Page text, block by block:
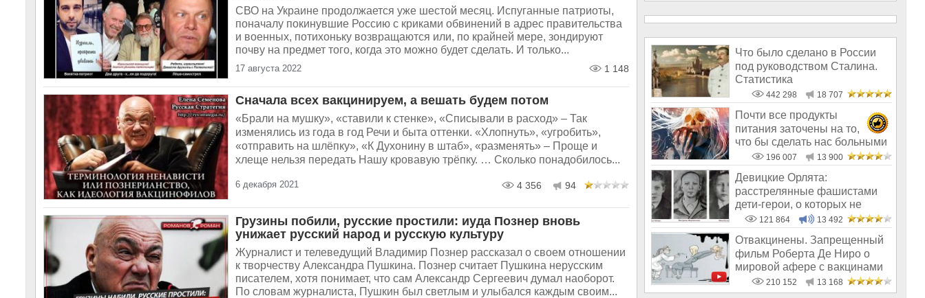
СВО на Украине продолжается уже шестой месяц. Испуганные патриоты,
поначалу покинувшие Россию с криками обвинений в адрес правительства
и военных, потихоньку возвращаются или, по крайней мере, зондируют
почву на предмет того, когда это можно будет сделать. И только...
17 августа 2022 1 148
Сначала всех вакцинируем, а вешать будем потом
«Брали на мушку», «ставили к стенке», «Списывали в расход» – Так
изменялись из года в год Речи и быта оттенки. «Хлопнуть», «угробить»,
«отправить на шлёпку», «К Духонину в штаб», «разменять» – Проще и
хлеще нельзя передать Нашу кровавую трёпку. … Сколько понадобилось...
6 декабря 2021 4 356 94
Грузины побили, русские простили: иуда Познер вновь
унижает русский народ и русскую культуру
Журналист и телеведущий Владимир Познер рассказал о своем отношении
к творчеству Александра Пушкина. Познер считает Пушкина нерусским
писателем, хотя понимает, что сам Александр Сергеевич думал наоборот.
По словам журналиста, Пушкин был светлым и улыбался каждым своим...
Что было сделано в России
под руководством Сталина.
Статистика
442 298 18 707
Почти все продукты
питания заточены на то,
что бы сделать нас больными
и бесплодным
196 007 13 900
Девицкие Орлята:
расстрелянные фашистами
дети-герои, о которых не
рассказывают в шк
121 864 13 492
Отвакцинены. Запрещенный
фильм Роберта Де Ниро о
мировой афере с вакцинами
210 152 13 168